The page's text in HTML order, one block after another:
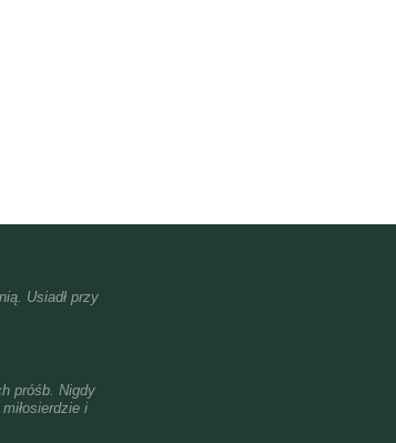
Usiadł przy
próśb. Nigdy
i